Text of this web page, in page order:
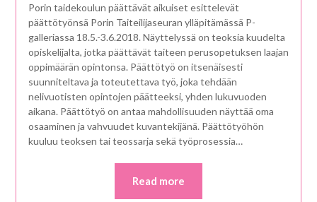
Porin taidekoulun päättävät aikuiset esittelevät
päättötyönsä Porin Taiteilijaseuran ylläpitämässä P-
galleriassa 18.5.-3.6.2018. Näyttelyssä on teoksia kuudelta
opiskelijalta, jotka päättävät taiteen perusopetuksen laajan
oppimäärän opintonsa. Päättötyö on itsenäisesti
suunniteltava ja toteutettava työ, joka tehdään
nelivuotisten opintojen päätteeksi, yhden lukuvuoden
aikana. Päättötyö on antaa mahdollisuuden näyttää oma
osaaminen ja vahvuudet kuvantekijänä. Päättötyöhön
kuuluu teoksen tai teossarja sekä työprosessia…
Read more